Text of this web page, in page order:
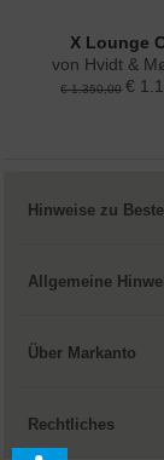
X Lounge
von Hvidt &
€ 1.350,00 €
Hinweise zu
Allgemeine
Über Markanto
Rechtliches